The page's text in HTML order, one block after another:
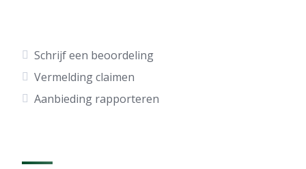
Schrijf een beoordeling
Vermelding claimen
Aanbieding rapporteren